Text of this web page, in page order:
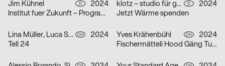
Jim Kühnel D
2024
Institut fuer Zukunft – Programmplakate
klotz – studio für gestaltung D
2024
Jetzt Wärme spenden
Lina Müller, Luca Schenardi, Wietlisbach Sophie CH
2024
Tell 24
Yves Krähenbühl CH
2024
Fischermätteli Hood Gäng Turbo-Tour